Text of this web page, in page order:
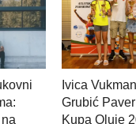
Ivica
Grubić
Kupa Oluje